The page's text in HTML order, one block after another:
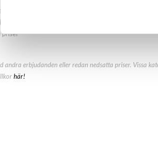
priser
andra erbjudanden eller redan nedsatta priser. Vissa
här!